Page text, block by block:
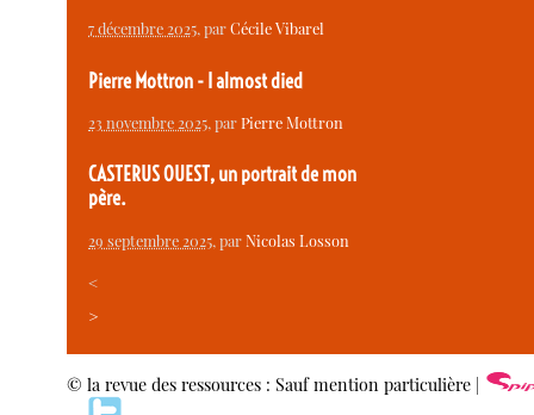
7 décembre 2025, parCécile Vibarel
Pierre Mottron - I almost died
23 novembre 2025, parPierre Mottron
CASTERUS OUEST, un portrait de mon
père.
29 septembre 2025, parNicolas Losson
<
>
© la revue des ressources : Sauf mention particulière |